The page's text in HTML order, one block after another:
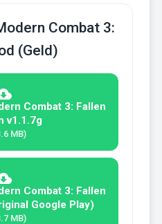
Combat 3:
(Geld)
Combat 3: Fallen
v1.1.7g
MB)
Combat 3: Fallen
Google Play)
MB)